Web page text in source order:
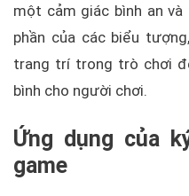
một cảm giác bình an
phần của các biểu
trang trí trong trò chơi
bình cho người chơi.
Ứng dụng của
game